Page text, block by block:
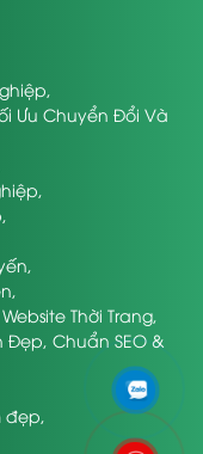
,
Ưu Chuyển Đổi Và
,
,
,
,
Thời Trang,
Đẹp, Chuẩn SEO &
đẹp,